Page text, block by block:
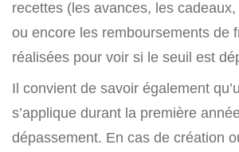
recettes (les avances, les
ou encore les remboursements de
réalisées pour voir si le seuil est
Il convient de savoir également
s’applique durant la première
dépassement. En cas de création